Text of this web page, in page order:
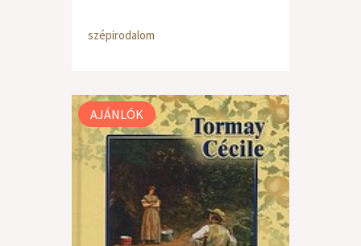
szépirodalom
AJÁNLÓK